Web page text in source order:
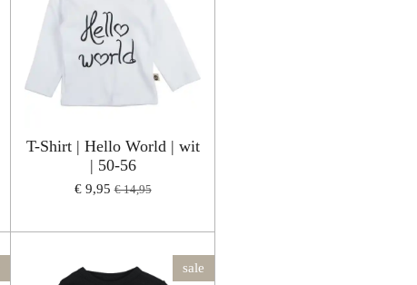
T-Shirt | Hello World | wit
| 50-56
€ 9,95 € 14,95
sale